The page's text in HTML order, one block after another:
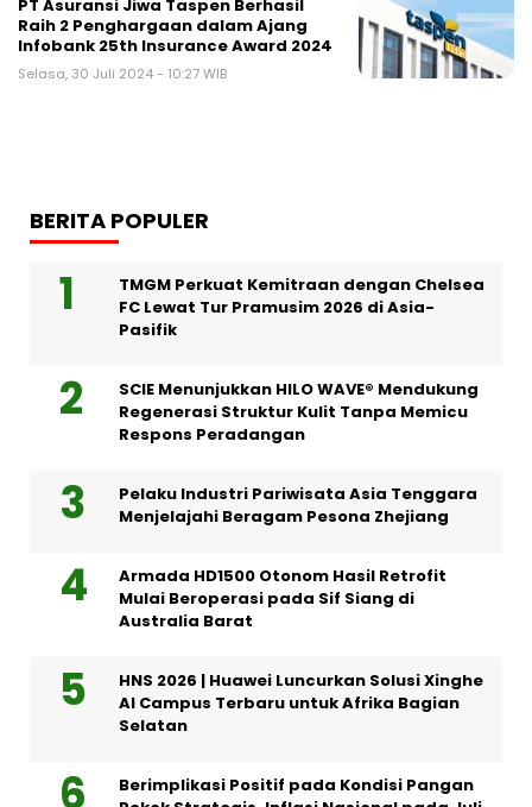
PT Asuransi Jiwa Taspen Berhasil
Raih 2 Penghargaan dalam Ajang
Infobank 25th Insurance Award 2024
Selasa, 30 Juli 2024 - 10:27 WIB
BERITA POPULER
TMGM Perkuat Kemitraan dengan Chelsea
FC Lewat Tur Pramusim 2026 di Asia-
Pasifik
SCIE Menunjukkan HILO WAVE® Mendukung
Regenerasi Struktur Kulit Tanpa Memicu
Respons Peradangan
Pelaku Industri Pariwisata Asia Tenggara
Menjelajahi Beragam Pesona Zhejiang
Armada HD1500 Otonom Hasil Retrofit
Mulai Beroperasi pada Sif Siang di
Australia Barat
HNS 2026 | Huawei Luncurkan Solusi Xinghe
AI Campus Terbaru untuk Afrika Bagian
Selatan
Berimplikasi Positif pada Kondisi Pangan